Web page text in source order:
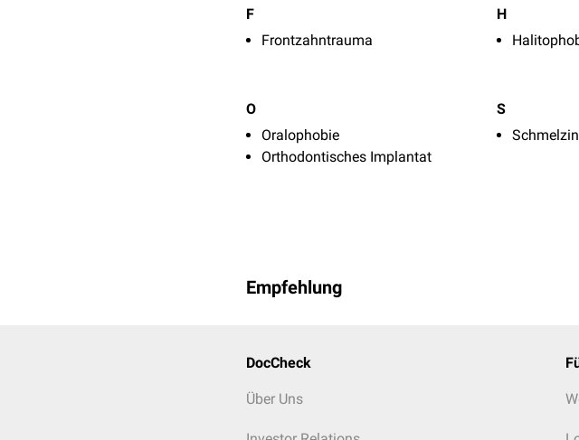
F
Frontzahntrauma
H
O
Oralophobie
Orthodontisches Implantat
S
Empfehlung
DocCheck
Über Uns